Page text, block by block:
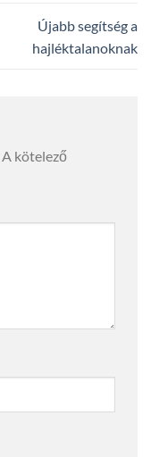
Újabb segítség a
hajléktalanoknak
A kötelező